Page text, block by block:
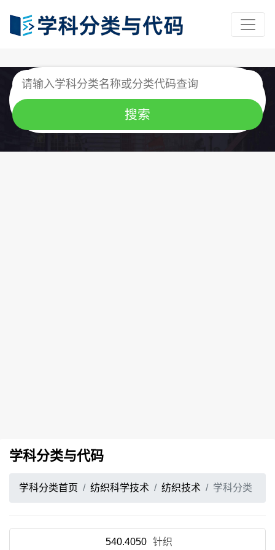
学科分类与代码
学科分类首页 纺织科学技术 纺织技术 学科分类
540.4050 针织